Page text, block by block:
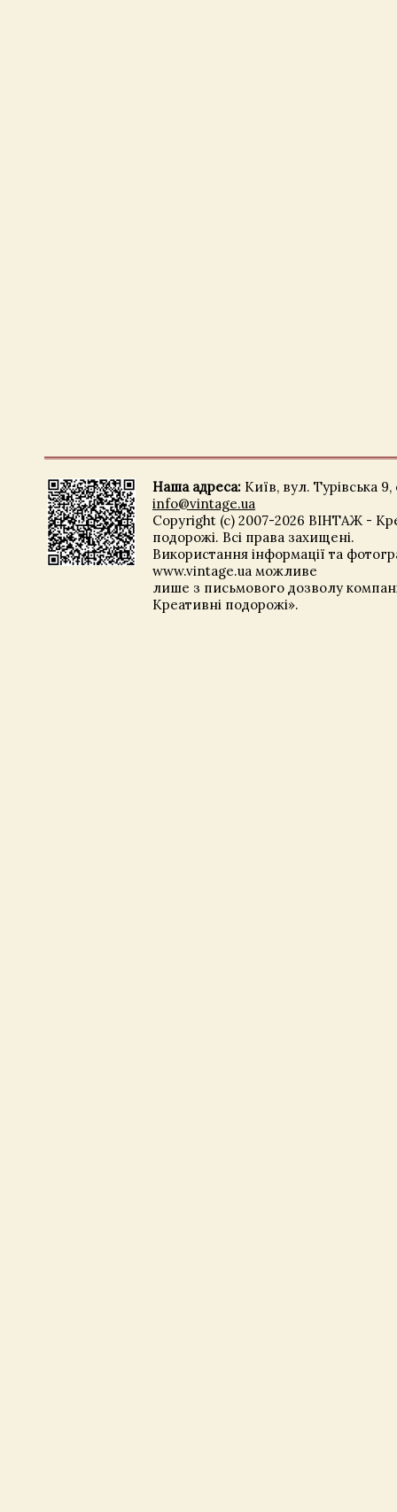
Наша адреса: Київ, вул. Турівська 9,
info@vintage.ua
Copyright (c) 2007-2026 ВІНТАЖ -
подорожі. Всі права захищені.
Використання інформації та
www.vintage.ua можливе
лише з письмового дозволу
Креативні подорожі».